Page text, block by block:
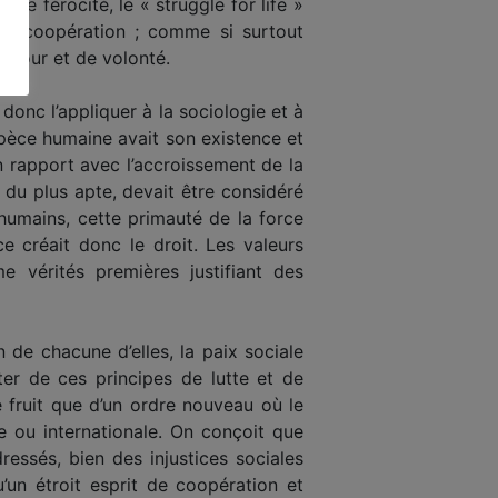
coopération ; comme si surtout
et de volonté.
l’appliquer à la sociologie et à
humaine avait son existence et
avec l’accroissement de la
plus apte, devait être considéré
cette primauté de la force
créait donc le droit. Les valeurs
vérités premières justifiant des
chacune d’elles, la paix sociale
de ces principes de lutte et de
que d’un ordre nouveau où le
ou internationale. On conçoit que
bien des injustices sociales
étroit esprit de coopération et